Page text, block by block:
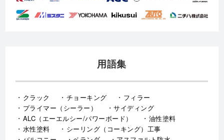
用語集
クラック チョーキング
フィラー
プライマー（シーラー）
サイディング
ALC（エーエルシー/パワーボード）
油性塗料
水性塗料
シーリング（コーキング）工事